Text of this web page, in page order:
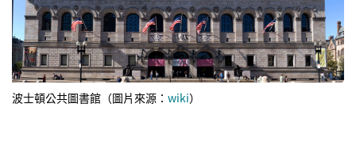
波士頓公共圖書館（圖片來源： wiki）